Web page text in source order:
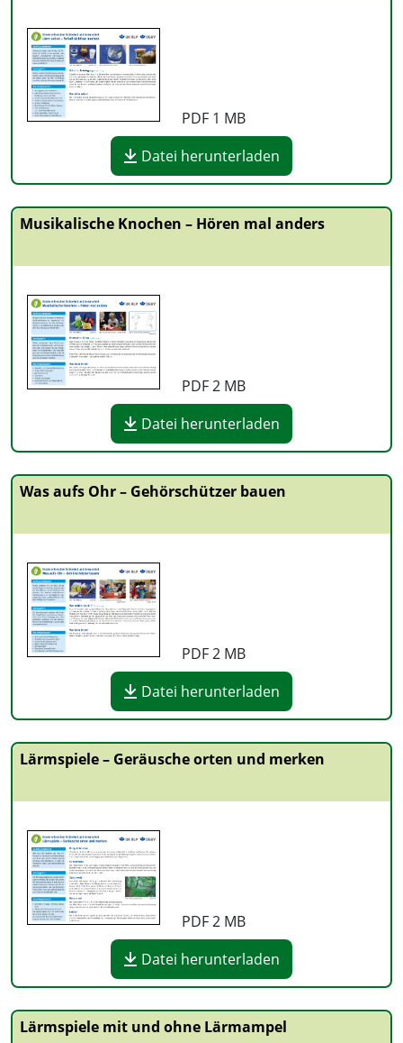
PDF 1 MB
Datei herunterladen
Musikalische Knochen – Hören mal anders
PDF2 MB
Datei herunterladen
Was aufs Ohr – Gehörschützer bauen
PDF2 MB
Datei herunterladen
Lärmspiele – Geräusche orten und merken
PDF2 MB
Datei herunterladen
Lärmspiele mit und ohne Lärmampel